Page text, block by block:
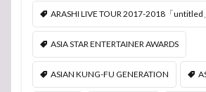
ARASHI LIVE TOUR 2017-2018「untitled」
ASIA STAR ENTERTAINER AWARDS
ASIAN KUNG-FU GENERATION